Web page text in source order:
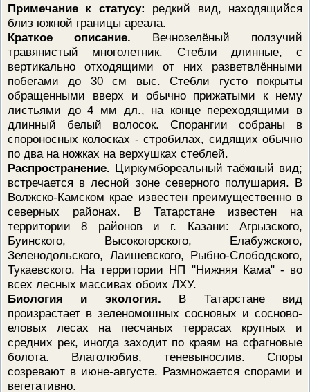
Примечание к статусу: редкий вид, находящийся
близ южной границы ареала.
Краткое описание. Вечнозелёный ползучий
травянистый многолетник. Стебли длинные, с
вертикально отходящими от них разветвлёнными
побегами до 30 см выс. Стебли густо покрыты
обращенными вверх и обычно прижатыми к нему
листьями до 4 мм дл., на конце переходящими в
длинный белый волосок. Спорангии собраны в
спороносных колосках - стробилах, сидящих обычно
по два на ножках на верхушках стеблей.
Распространение. Циркумбореальный таёжный вид;
встречается в лесной зоне северного полушария. В
Волжско-Камском крае известен преимущественно в
северных районах. В Татарстане известен на
территории 8 районов и г. Казани: Агрызского,
Буинского, Высокогорского, Елабужского,
Зеленодольского, Лаишевского, Рыбно-Слободского,
Тукаевского. На территории НП "Нижняя Кама" - во
всех лесных массивах обоих ЛХУ.
Биология и экология. В Татарстане вид
произрастает в зеленомошных сосновых и сосново-
еловых лесах на песчаных террасах крупных и
средних рек, иногда заходит по краям на сфагновые
болота. Влаголюбив, теневынослив. Споры
созревают в июне-августе. Размножается спорами и
вегетативно.